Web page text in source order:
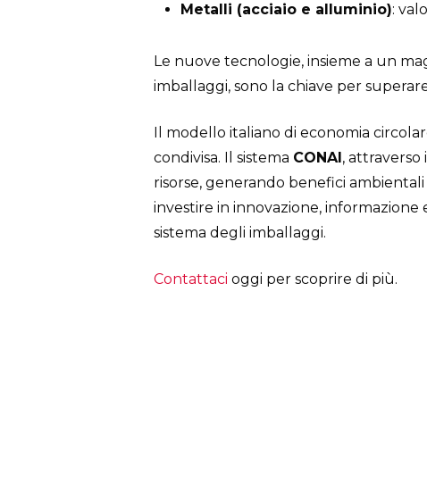
Metalli (acciaio e alluminio):
Le nuove tecnologie, insieme a un
imballaggi, sono la chiave per
Il modello italiano di economia
condivisa. Il sistema CONAI, attraverso
risorse, generando benefici
investire in innovazione,
sistema degli imballaggi.
Contattaci oggi per scoprire di più.